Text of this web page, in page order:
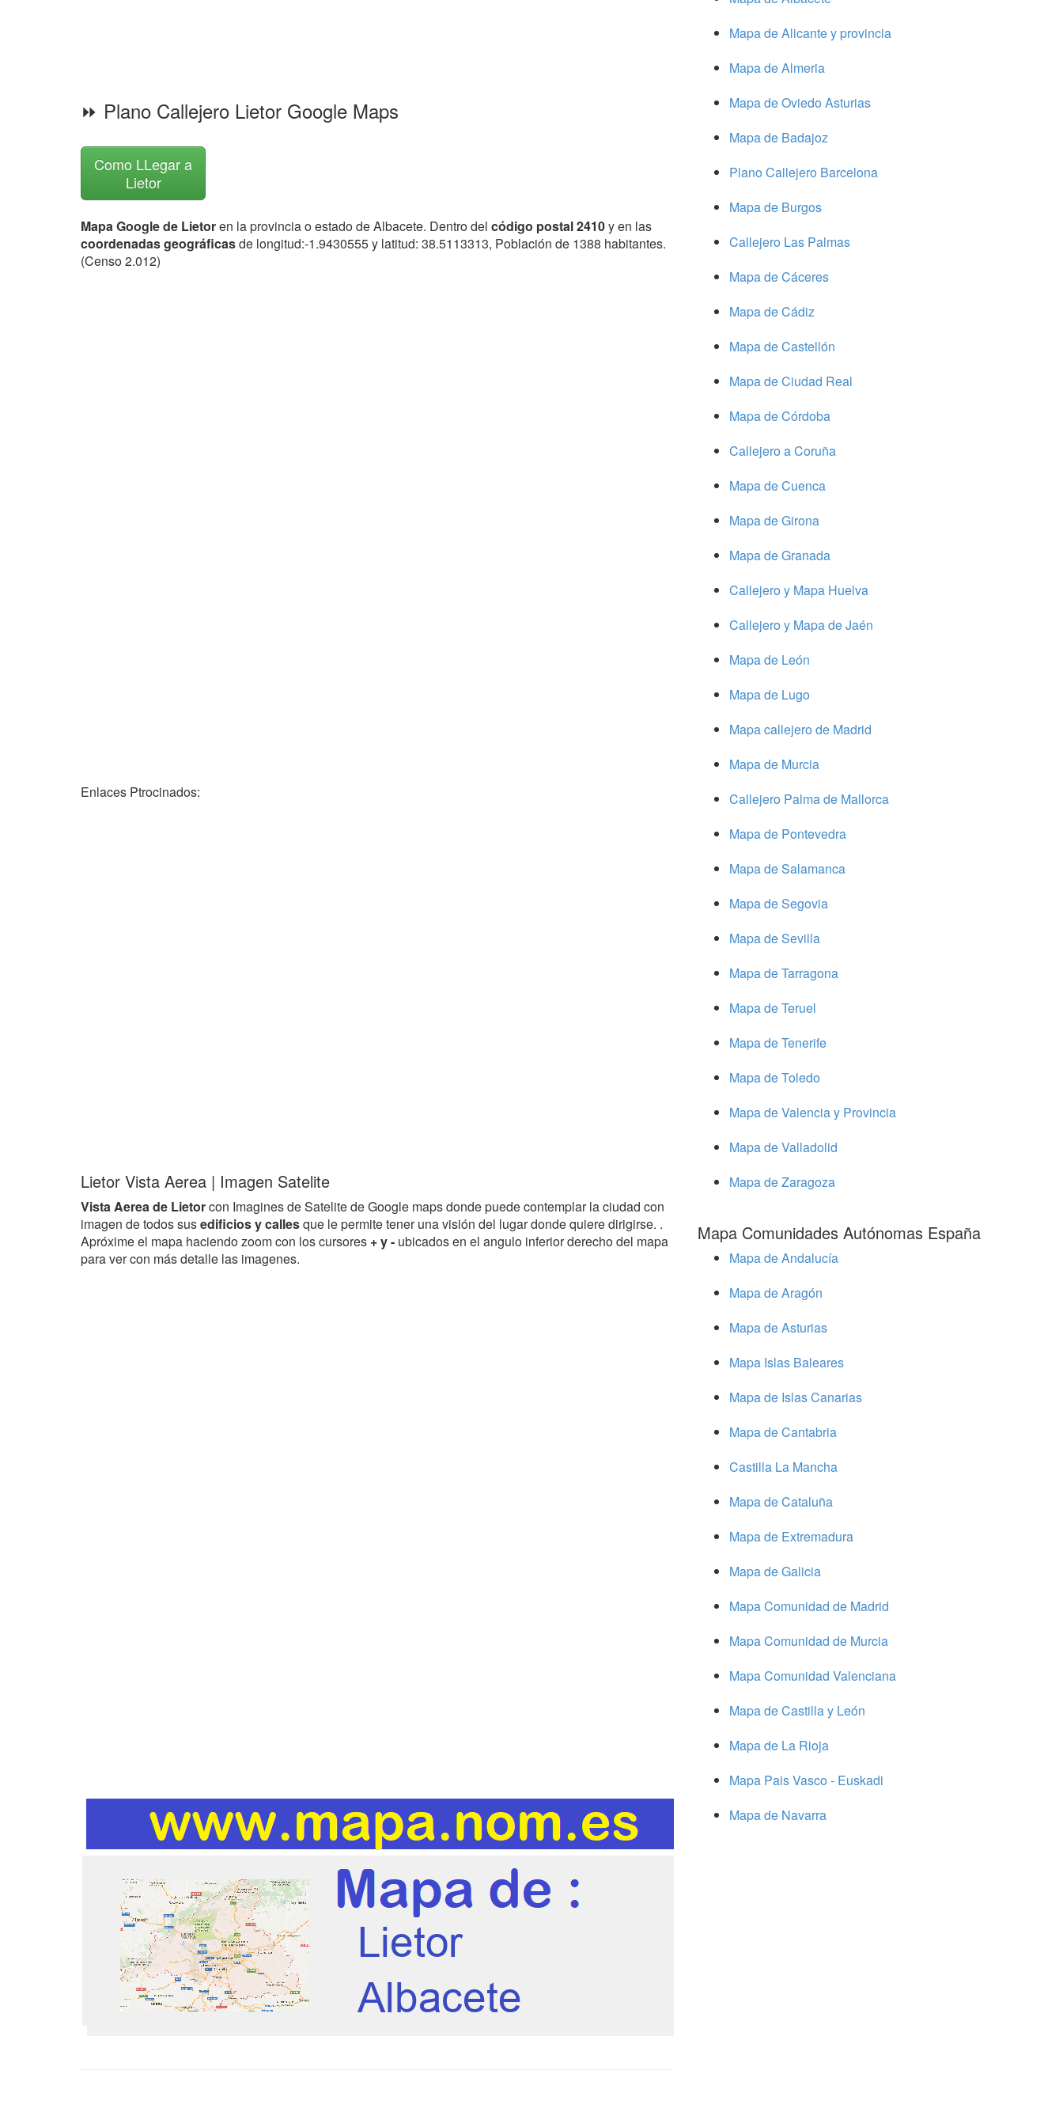
⏩ Plano Callejero Lietor Google Maps
Como LLegar a
Lietor
Mapa Google de Lietoren la provincia o estado de Albacete. Dentro del código postal 2410y en las
coordenadas geográficasde longitud:-1.9430555 y latitud: 38.5113313, Población de 1388 habitantes.
(Censo 2.012)
Enlaces Ptrocinados:
Lietor Vista Aerea | Imagen Satelite
Vista Aerea de Lietorcon Imagines de Satelite de Google maps donde puede contemplar la ciudad con
imagen de todos susedificios y callesque le permite tener una visión del lugar donde quiere dirigirse. .
Apróxime el mapa haciendo zoom con los cursores + y - ubicados en el angulo inferior derecho del mapa
para ver con más detalle las imagenes.
Mapa de Alicante y provincia
Mapa de Almeria
Mapa de Oviedo Asturias
Mapa de Badajoz
Plano Callejero Barcelona
Mapa de Burgos
Callejero Las Palmas
Mapa de Cáceres
Mapa de Cádiz
Mapa de Castellón
Mapa de Ciudad Real
Mapa de Córdoba
Callejero a Coruña
Mapa de Cuenca
Mapa de Girona
Mapa de Granada
Callejero y Mapa Huelva
Callejero y Mapa de Jaén
Mapa de León
Mapa de Lugo
Mapa callejero de Madrid
Mapa de Murcia
Callejero Palma de Mallorca
Mapa de Pontevedra
Mapa de Salamanca
Mapa de Segovia
Mapa de Sevilla
Mapa de Tarragona
Mapa de Teruel
Mapa de Tenerife
Mapa de Toledo
Mapa de Valencia y Provincia
Mapa de Valladolid
Mapa de Zaragoza
Mapa Comunidades Autónomas España
Mapa de Andalucía
Mapa de Aragón
Mapa de Asturias
Mapa Islas Baleares
Mapa de Islas Canarias
Mapa de Cantabria
Castilla La Mancha
Mapa de Cataluña
Mapa de Extremadura
Mapa de Galicia
Mapa Comunidad de Madrid
Mapa Comunidad de Murcia
Mapa Comunidad Valenciana
Mapa de Castilla y León
Mapa de La Rioja
Mapa Pais Vasco - Euskadi
Mapa de Navarra